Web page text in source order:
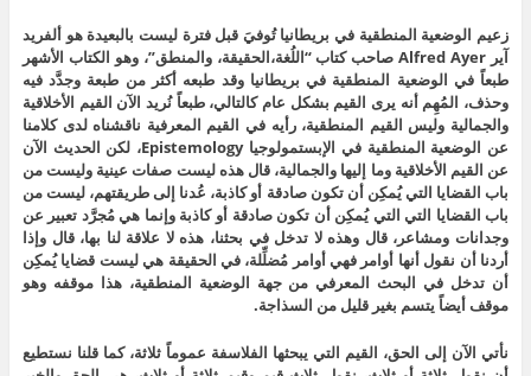
زعيم الوضعية المنطقية في بريطانيا تُوفيَ قبل فترة ليست بالبعيدة هو ألفريد
آير Alfred Ayer صاحب كتاب “اللُغة،الحقيقة، والمنطق”، وهو الكتاب الأشهر
طبعاً في الوضعية المنطقية في بريطانيا وقد طبعه أكثر من طبعة وجدَّد فيه
وحذف، المُهِم أنه يرى القيم بشكل عام كالتالي، طبعاً نُريد الآن القيم الأخلاقية
والجمالية وليس القيم المنطقية، رأيه في القيم المعرفية ناقشناه لدى كلامنا
عن الوضعية المنطقية في الإبستمولوجيا Epistemology، لكن الحديث الآن
عن القيم الأخلاقية وما إليها والجمالية، قال هذه ليست صفات عينية وليست من
باب القضايا التي يُمكِن أن تكون صادقة أو كاذبة، عُدنا إلى طريقتهم، ليست من
باب القضايا التي التي يُمكِن أن تكون صادقة أو كاذبة وإنما هي مُجرَّد تعبير عن
وجدانات ومشاعر، قال وهذه لا تدخل في بحثنا، هذه لا علاقة لنا بها، قال وإذا
أردنا أن نقول أنها أوامر فهي أوامر مُضلِّلة، في الحقيقة هي ليست قضايا يُمكِن
أن تدخل في البحث المعرفي من جهة الوضعية المنطقية، هذا موقفه وهو
موقف أيضاً يتسم بغير قليل من السذاجة.
نأتي الآن إلى الحق، القيم التي يبحثها الفلاسفة عموماً ثلاثة، كما قلنا نستطيع